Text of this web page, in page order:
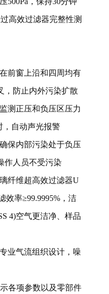
高效过滤器完整性测
前窗上沿和四周均有
，防止内外污染扩散
测正压和负压区压力
，自动声光报警
保内部污染处于负压
作人员不受污染
纤维超高效过滤器U
效率≥99.9995%，洁
4)空气更洁净、样品
业气流组织设计，噪
各项参数以及零部件